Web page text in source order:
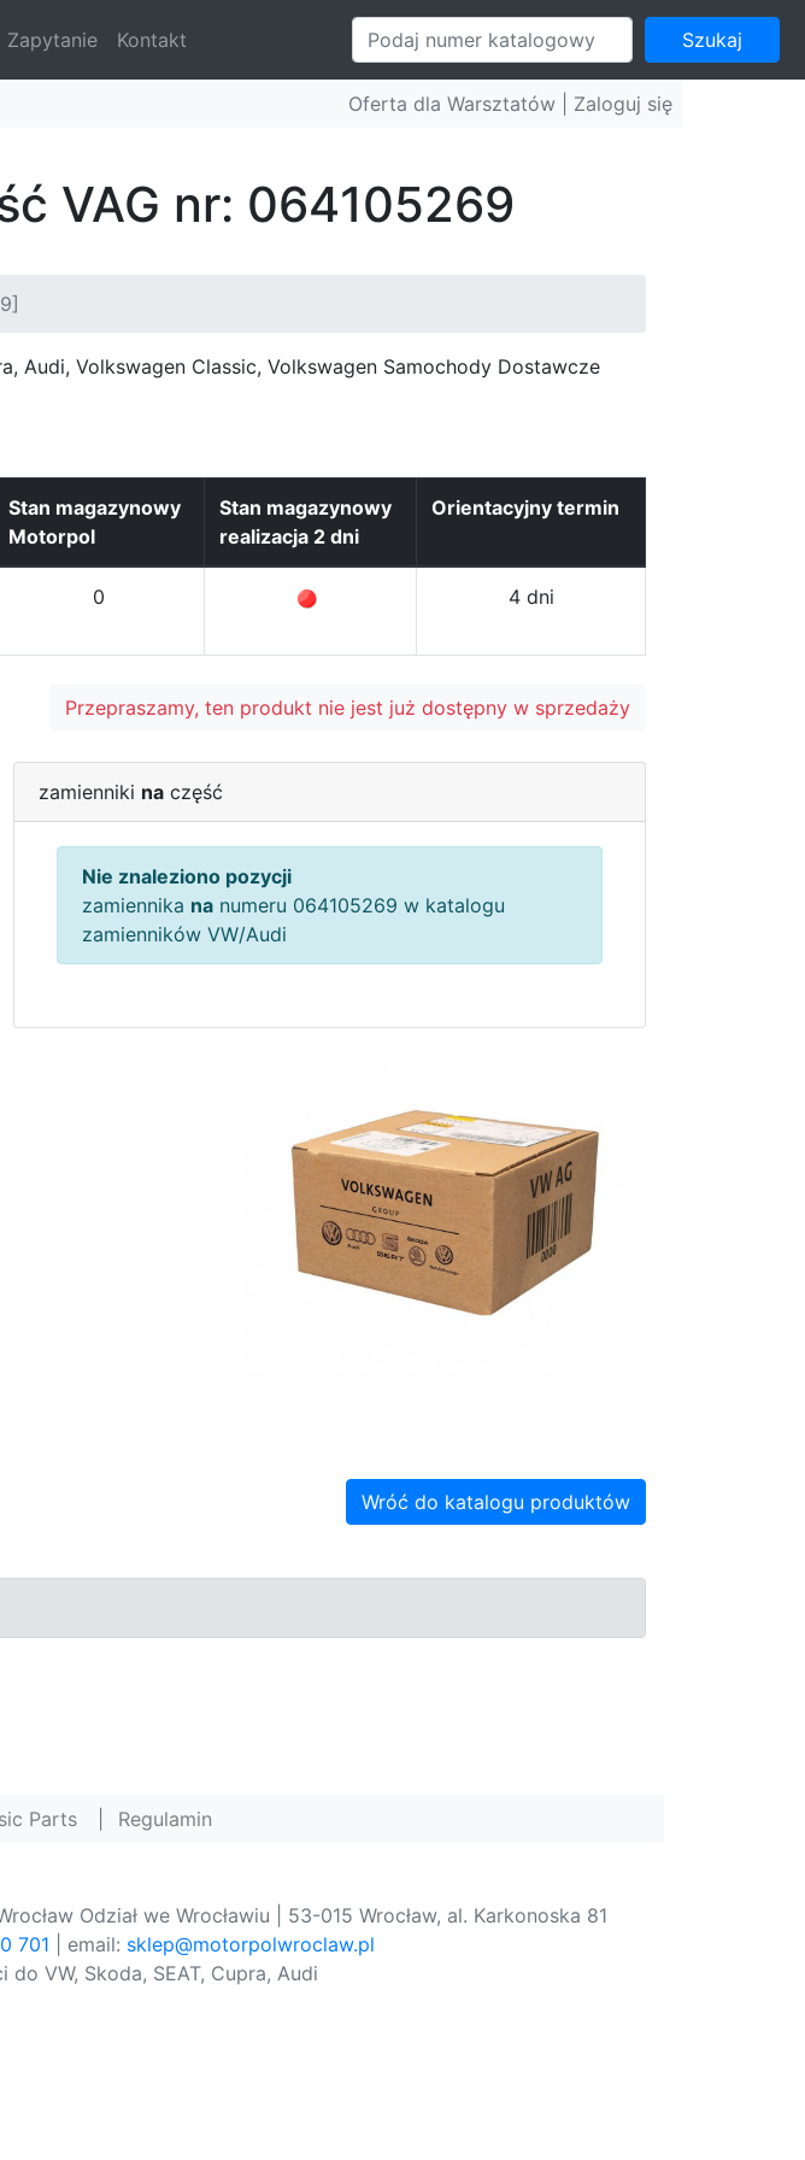
Zapytanie Kontakt Szukaj
Oferta dla Warsztatów | Zaloguj się
VAG nr: 064105269
Audi, Volkswagen Classic, Volkswagen Samochody Dostawcze
Stan magazynowy
Motorpol
Stan magazynowy
realizacja 2 dni
Orientacyjny termin
0 4 dni
Przepraszamy, ten produkt nie jest już dostępny w sprzedaży
zamienniki na część
Nie znaleziono pozycji
zamiennika na numeru 064105269 w katalogu
zamienników VW/Audi
Wróć do katalogu produktów
Parts Regulamin
Odział we Wrocławiu | 53-015 Wrocław, al. Karkonoska 81
701 | email: sklep@motorpolwroclaw.pl
VW, Skoda, SEAT, Cupra, Audi